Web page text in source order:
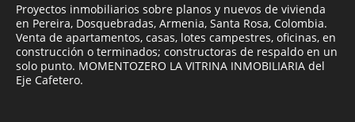
Proyectos inmobiliarios sobre planos y nuevos de vivienda
en Pereira, Dosquebradas, Armenia, Santa Rosa, Colombia.
Venta de apartamentos, casas, lotes campestres, oficinas, en
construcción o terminados; constructoras de respaldo en un
solo punto. MOMENTOZERO LA VITRINA INMOBILIARIA del
Eje Cafetero.